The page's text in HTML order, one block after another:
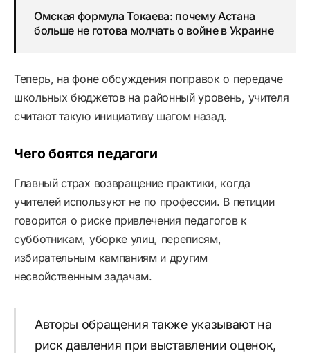
Омская формула Токаева: почему Астана
больше не готова молчать о войне в Украине
Теперь, на фоне обсуждения поправок о передаче
школьных бюджетов на районный уровень, учителя
считают такую инициативу шагом назад.
Чего боятся педагоги
Главный страх возвращение практики, когда
учителей используют не по профессии. В петиции
говорится о риске привлечения педагогов к
субботникам, уборке улиц, переписям,
избирательным кампаниям и другим
несвойственным задачам.
Авторы обращения также указывают на
риск давления при выставлении оценок,